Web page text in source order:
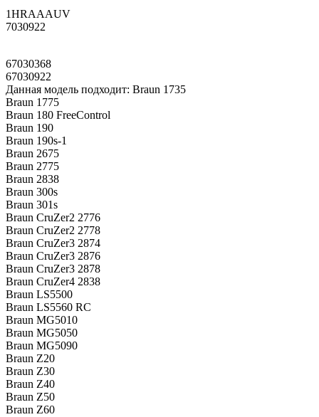
1HRAAAUV
7030922
67030368
67030922
Данная модель подходит: Braun 1735
Braun 1775
Braun 180 FreeControl
Braun 190
Braun 190s-1
Braun 2675
Braun 2775
Braun 2838
Braun 300s
Braun 301s
Braun CruZer2 2776
Braun CruZer2 2778
Braun CruZer3 2874
Braun CruZer3 2876
Braun CruZer3 2878
Braun CruZer4 2838
Braun LS5500
Braun LS5560 RC
Braun MG5010
Braun MG5050
Braun MG5090
Braun Z20
Braun Z30
Braun Z40
Braun Z50
Braun Z60